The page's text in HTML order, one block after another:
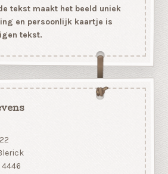
tekst maakt het beeld uniek
en persoonlijk kaartje is
tekst.